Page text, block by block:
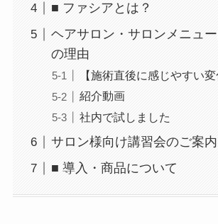
■ ファシアとは？
ヘアサロン・サロンメニュ
の理由
【施術直後に感じやすい変
紹介動画
社内で試しました
サロン様向け講習会のご案内
■ 導入・商品について